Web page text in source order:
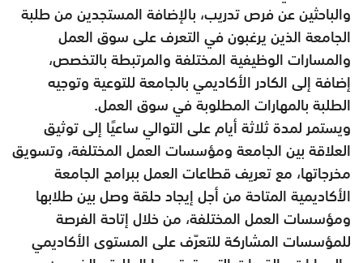
والباحثين عن فرص تدريب، بالإضافة المستجدين من طلبة
الجامعة الذين يرغبون في التعرف على سوق العمل
والمسارات الوظيفية المختلفة والمرتبطة بالتخصص،
إضافة إلى الكادر الأكاديمي بالجامعة للتوعية وتوجيه
الطلبة بالمهارات المطلوبة في سوق العمل.
ويستمر لمدة ثلاثة أيام على التوالي ساعيًا إلى توثيق
العلاقة بين الجامعة ومؤسسات العمل المختلفة، وتسويق
مخرجاتها، مع تعريف قطاعات العمل ببرامج الجامعة
الأكاديمية المتاحة من أجل إيجاد حلقة وصل بين طلابها
ومؤسسات العمل المختلفة، من خلال إتاحة الفرصة
للمؤسسات المشاركة للتعرّف على المستوى الأكاديمي